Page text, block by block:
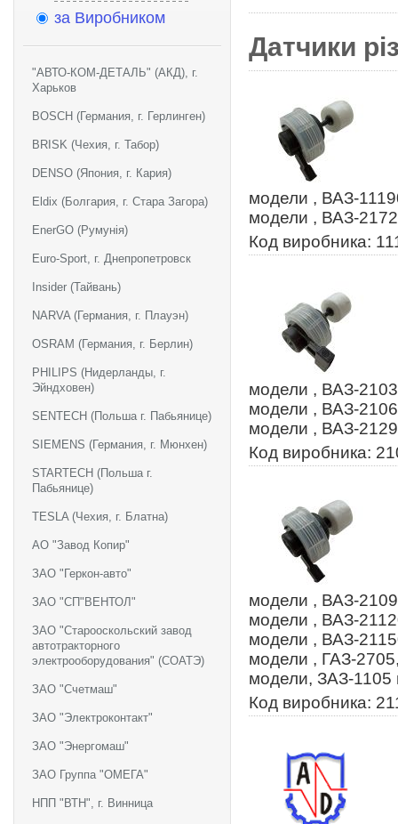
за Виробником
"АВТО-КОМ-ДЕТАЛЬ" (АКД), г.
Харьков
BOSCH (Германия, г. Герлинген)
BRISK (Чехия, г. Табор)
DENSO (Япония, г. Кария)
Eldix (Болгария, г. Стара Загора)
EnerGO (Румунія)
Euro-Sport, г. Днепропетровск
Insider (Тайвань)
NARVA (Германия, г. Плауэн)
OSRAM (Германия, г. Берлин)
PHILIPS (Нидерланды, г.
Эйндховен)
SENTECH (Польша г. Пабьянице)
SIEMENS (Германия, г. Мюнхен)
STARTECH (Польша г.
Пабьянице)
TESLA (Чехия, г. Блатна)
АО "Завод Копир"
ЗАО "Геркон-авто"
ЗАО "СП"ВЕНТОЛ"
ЗАО "Старооскольский завод
автотракторного
электрооборудования" (СОАТЭ)
ЗАО "Счетмаш"
ЗАО "Электроконтакт"
ЗАО "Энергомаш"
ЗАО Группа "ОМЕГА"
НПП "ВТН", г. Винница
Датчики
модели , ВАЗ-
модели , ВАЗ-
Код виробника:
модели , ВАЗ-
модели , ВАЗ-
модели , ВАЗ-
Код виробника:
модели , ВАЗ-
модели , ВАЗ-
модели , ВАЗ-
модели , ГАЗ-
модели, ЗАЗ-1105
Код виробника: